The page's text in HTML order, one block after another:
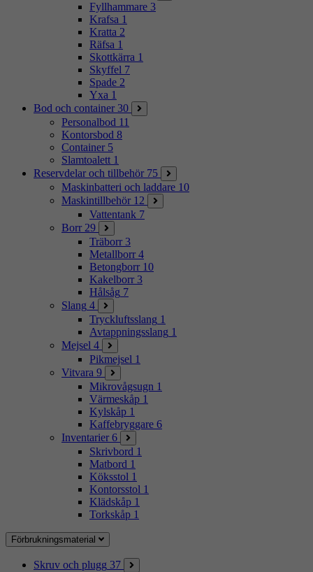
Fyllhammare 3
Krafsa 1
Kratta 2
Räfsa 1
Skottkärra 1
Skyffel 7
Spade 2
Yxa 1
Bod och container 30
Personalbod 11
Kontorsbod 8
Container 5
Slamtoalett 1
Reservdelar och tillbehör 75
Maskinbatteri och laddare 10
Maskintillbehör 12
Vattentank 7
Borr 29
Träborr 3
Metallborr 4
Betongborr 10
Kakelborr 3
Hålsåg 7
Slang 4
Tryckluftsslang 1
Avtappningsslang 1
Mejsel 4
Pikmejsel 1
Vitvara 9
Mikrovågsugn 1
Värmeskåp 1
Kylskåp 1
Kaffebryggare 6
Inventarier 6
Skrivbord 1
Matbord 1
Köksstol 1
Kontorsstol 1
Klädskåp 1
Torkskåp 1
Förbrukningsmaterial
Skruv och plugg 37